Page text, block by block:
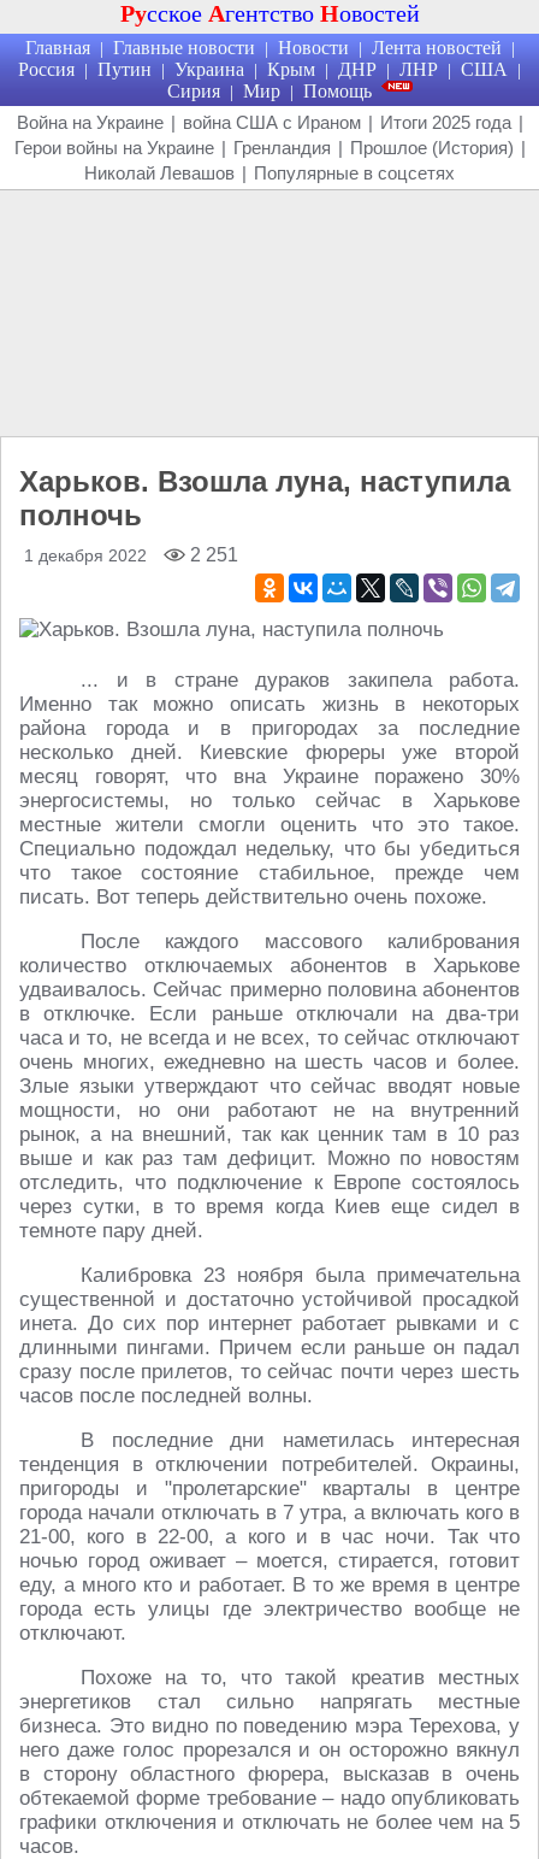
Русское Агентство Новостей
Главная | Главные новости | Новости | Лента новостей |
Россия | Путин | Украина | Крым | ДНР | ЛНР | США |
Сирия | Мир | Помощь
Война на Украине | война США с Ираном | Итоги 2025 года |
Герои войны на Украине | Гренландия | Прошлое (История) |
Николай Левашов | Популярные в соцсетях
Харьков. Взошла луна, наступила
полночь
1 декабря 2022 2 251
... и в стране дураков закипела работа.
Именно так можно описать жизнь в некоторых
района города и в пригородах за последние
несколько дней. Киевские фюреры уже второй
месяц говорят, что вна Украине поражено 30%
энергосистемы, но только сейчас в Харькове
местные жители смогли оценить что это такое.
Специально подождал недельку, что бы убедиться
что такое состояние стабильное, прежде чем
писать. Вот теперь действительно очень похоже.
После каждого массового калибрования
количество отключаемых абонентов в Харькове
удваивалось. Сейчас примерно половина абонентов
в отключке. Если раньше отключали на два-​три
часа и то, не всегда и не всех, то сейчас отключают
очень многих, ежедневно на шесть часов и более.
Злые языки утверждают что сейчас вводят новые
мощности, но они работают не на внутренний
рынок, а на внешний, так как ценник там в 10 раз
выше и как раз там дефицит. Можно по новостям
отследить, что подключение к Европе состоялось
через сутки, в то время когда Киев еще сидел в
темноте пару дней.
Калибровка 23 ноября была примечательна
существенной и достаточно устойчивой просадкой
инета. До сих пор интернет работает рывками и с
длинными пингами. Причем если раньше он падал
сразу после прилетов, то сейчас почти через шесть
часов после последней волны.
В последние дни наметилась интересная
тенденция в отключении потребителей. Окраины,
пригороды и "пролетарские" кварталы в центре
города начали отключать в 7 утра, а включать кого в
21-00, кого в 22-00, а кого и в час ночи. Так что
ночью город оживает – моется, стирается, готовит
еду, а много кто и работает. В то же время в центре
города есть улицы где электричество вообще не
отключают.
Похоже на то, что такой креатив местных
энергетиков стал сильно напрягать местные
бизнеса. Это видно по поведению мэра Терехова, у
него даже голос прорезался и он осторожно вякнул
в сторону областного фюрера, высказав в очень
обтекаемой форме требование – надо опубликовать
графики отключения и отключать не более чем на 5
часов.